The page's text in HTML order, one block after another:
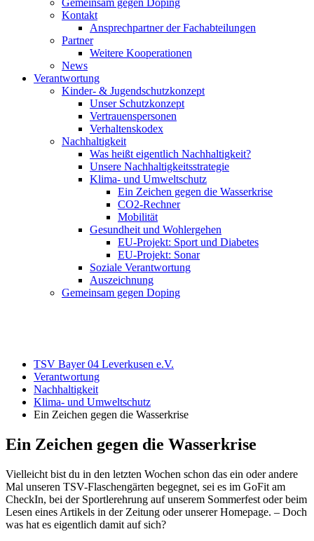
Kontakt
Ansprechpartner der Fachabteilungen
Partner
Weitere Kooperationen
News
Verantwortung
Kinder- & Jugendschutzkonzept
Unser Schutzkonzept
Vertrauenspersonen
Verhaltenskodex
Nachhaltigkeit
Was heißt eigentlich Nachhaltigkeit?
Unsere Nachhaltigkeitsstrategie
Klima- und Umweltschutz
Ein Zeichen gegen die Wasserkrise
CO2-Rechner
Mobilität
Gesundheit und Wohlergehen
EU-Projekt: Sport und Diabetes
EU-Projekt: Sonar
Soziale Verantwortung
Auszeichnung
Gemeinsam gegen Doping
TSV Bayer 04 Leverkusen e.V.
Verantwortung
Nachhaltigkeit
Klima- und Umweltschutz
Ein Zeichen gegen die Wasserkrise
Ein Zeichen gegen die Wasserkrise
Vielleicht bist du in den letzten Wochen schon das ein oder andere
Mal unseren TSV-Flaschengärten begegnet, sei es im GoFit am
CheckIn, bei der Sportlerehrung auf unserem Sommerfest oder beim
Lesen eines Artikels in der Zeitung oder unserer Homepage. – Doch
was hat es eigentlich damit auf sich?